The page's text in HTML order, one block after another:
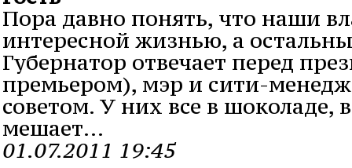
Пора давно понять, что наши
интересной жизнью, а
Губернатор отвечает перед
премьером), мэр и сити-
советом. У них все в шоколаде,
мешает...
01.07.2011 19:45